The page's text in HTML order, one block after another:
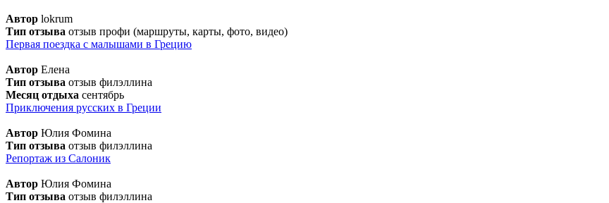
Автор lokrum
Тип отзыва отзыв профи (маршруты, карты, фото, видео)
Первая поездка с малышами в Грецию
Автор Елена
Тип отзыва отзыв филэллина
Месяц отдыха сентябрь
Приключения русских в Греции
Автор Юлия Фомина
Тип отзыва отзыв филэллина
Репортаж из Салоник
Автор Юлия Фомина
Тип отзыва отзыв филэллина